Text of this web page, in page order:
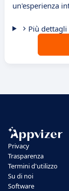
un'esperienza
Più dettagli
Privacy
Trasparenza
Termini d'utilizzo
Su di noi
Software